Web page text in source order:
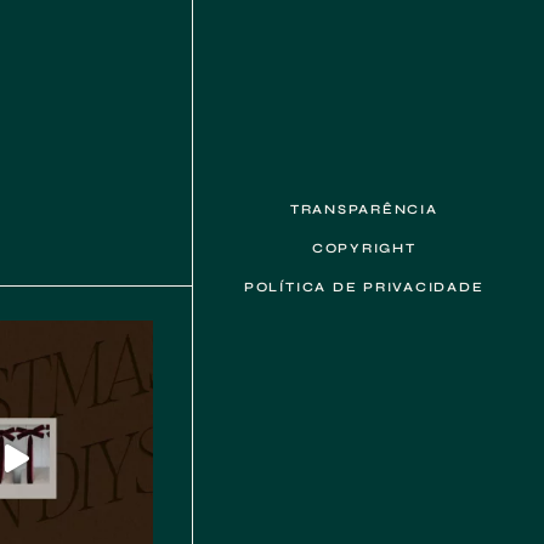
TRANSPARÊNCIA
COPYRIGHT
POLÍTICA DE PRIVACIDADE